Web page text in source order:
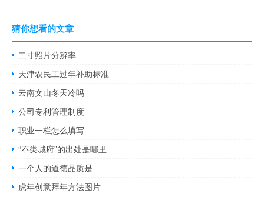
猜你想看的文章
二寸照片分辨率
天津农民工过年补助标准
云南文山冬天冷吗
公司专利管理制度
职业一栏怎么填写
“不类城府”的出处是哪里
一个人的道德品质是
虎年创意拜年方法图片